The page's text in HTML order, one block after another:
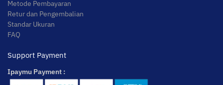
Metode Pembayaran
Retur dan Pengembalian
Standar Ukuran
FAQ
Support Payment
Ipaymu Payment :